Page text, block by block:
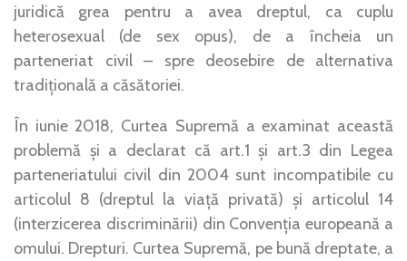
juridică grea pentru a avea dreptul, ca cuplu
heterosexual (de sex opus), de a încheia un
parteneriat civil – spre deosebire de alternativa
tradițională a căsătoriei.
În iunie 2018, Curtea Supremă a examinat această
problemă și a declarat că art.1 și art.3 din Legea
parteneriatului civil din 2004 sunt incompatibile cu
articolul 8 (dreptul la viață privată) și articolul 14
(interzicerea discriminării) din Convenția europeană a
omului. Drepturi. Curtea Supremă, pe bună dreptate, a